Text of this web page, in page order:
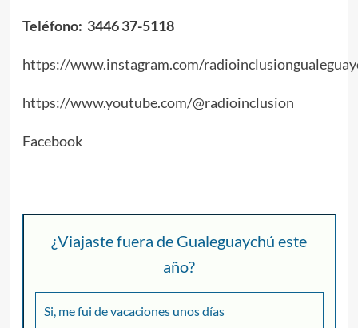
Teléfono: 3446 37-5118
https://www.instagram.com/
https://www.youtube.com/@radioinclusion
Facebook
¿Viajaste fuera de Gualeguaychú este
año?
Si, me fui de vacaciones unos días